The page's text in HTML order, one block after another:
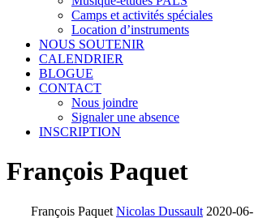
Camps et activités spéciales
Location d’instruments
NOUS SOUTENIR
CALENDRIER
BLOGUE
CONTACT
Nous joindre
Signaler une absence
INSCRIPTION
François Paquet
François Paquet Nicolas Dussault 2020-06-